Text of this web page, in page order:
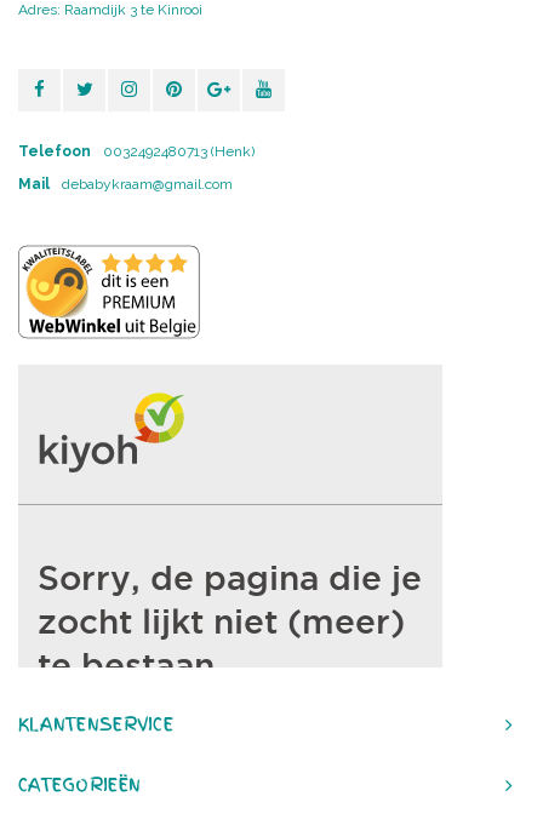
Adres: Raamdijk 3 te Kinrooi
Telefoon
0032492480713 (Henk)
Mail
debabykraam@gmail.com
KLANTENSERVICE
CATEGORIEËN